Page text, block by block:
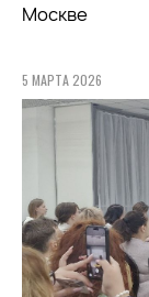
Москве
5 МАРТА 2026